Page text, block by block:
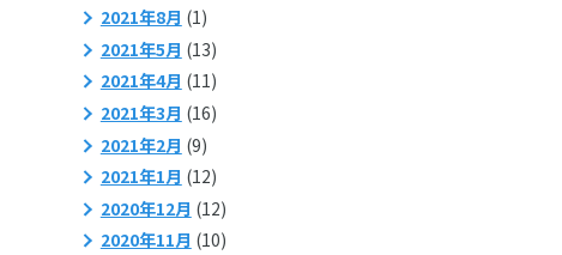
2021年8月 (1)
2021年5月 (13)
2021年4月 (11)
2021年3月 (16)
2021年2月 (9)
2021年1月 (12)
2020年12月 (12)
2020年11月 (10)